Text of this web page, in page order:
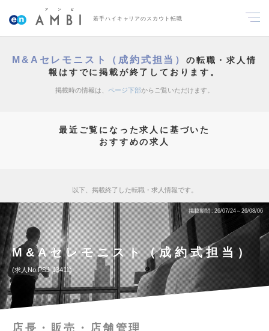
若手ハイキャリアのスカウト転職
M&Aセレモニスト（成約式担当）の転職・求人情
報はすでに掲載が終了しております。
掲載時の情報は、 ページ下部からご覧いただけます。
最近ご覧になった求人に基づいた
おすすめの求人
以下、掲載終了した転職・求人情報です。
掲載期間 26/07/24～26/08/06
M&Aセレモニスト（成約式担当）
求人No.PSJ-13411
店長・販売・店舗管理